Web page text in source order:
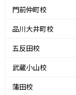
門前仲町校
品川大井町校
五反田校
武蔵小山校
蒲田校